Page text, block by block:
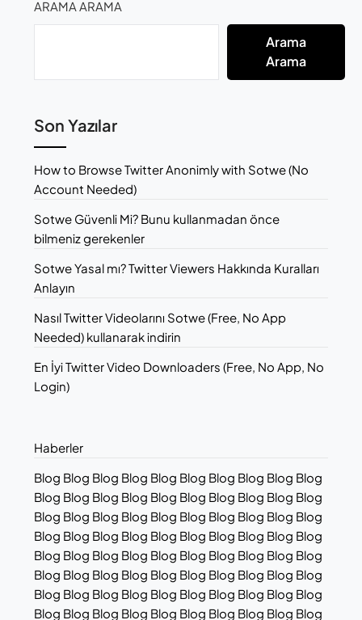
ARAMA ARAMA
Arama
Arama
Son Yazılar
How to Browse Twitter Anonimly with Sotwe (No
Account Needed)
Sotwe Güvenli Mi? Bunu kullanmadan önce
bilmeniz gerekenler
Sotwe Yasal mı? Twitter Viewers Hakkında Kuralları
Anlayın
Nasıl Twitter Videolarını Sotwe (Free, No App
Needed) kullanarak indirin
En İyi Twitter Video Downloaders (Free, No App, No
Login)
Haberler
Blog Blog Blog Blog Blog Blog Blog Blog Blog Blog
Blog Blog Blog Blog Blog Blog Blog Blog Blog Blog
Blog Blog Blog Blog Blog Blog Blog Blog Blog Blog
Blog Blog Blog Blog Blog Blog Blog Blog Blog Blog
Blog Blog Blog Blog Blog Blog Blog Blog Blog Blog
Blog Blog Blog Blog Blog Blog Blog Blog Blog Blog
Blog Blog Blog Blog Blog Blog Blog Blog Blog Blog
Blog Blog Blog Blog Blog Blog Blog Blog Blog Blog